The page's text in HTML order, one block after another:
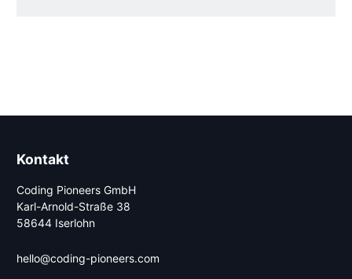
Kontakt
Coding Pioneers GmbH
Karl-Arnold-Straße 38
58644 Iserlohn
hello@coding-pioneers.com